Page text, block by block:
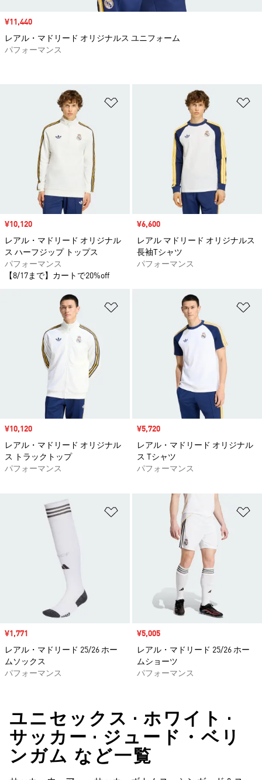
ほしいものリストに追加
セール価格
¥10,120
レアル・マドリード オリジナル
ス ハーフジップ トップス
パフォーマンス
【8/17まで】カートで20%off
セール価格
¥6,600
レアル マドリード オリジナルス
長袖Tシャツ
パフォーマンス
ほしいものリストに追加
セール価格
¥10,120
レアル・マドリード オリジナル
ス トラックトップ
パフォーマンス
セール価格
¥5,720
レアル・マドリード オリジナル
ス Tシャツ
パフォーマンス
ほしいものリストに追加
セール価格
¥1,771
レアル・マドリード 25/26 ホー
ムソックス
パフォーマンス
セール価格
¥5,005
レアル・マドリード 25/26 ホー
ムショーツ
パフォーマンス
セール価格
¥11,440
レアル・マドリード オリジナルス ユニフォーム
パフォーマンス
ユニセックス • ホワイト •
サッカー • ジュード・ベリ
ンガム など一覧